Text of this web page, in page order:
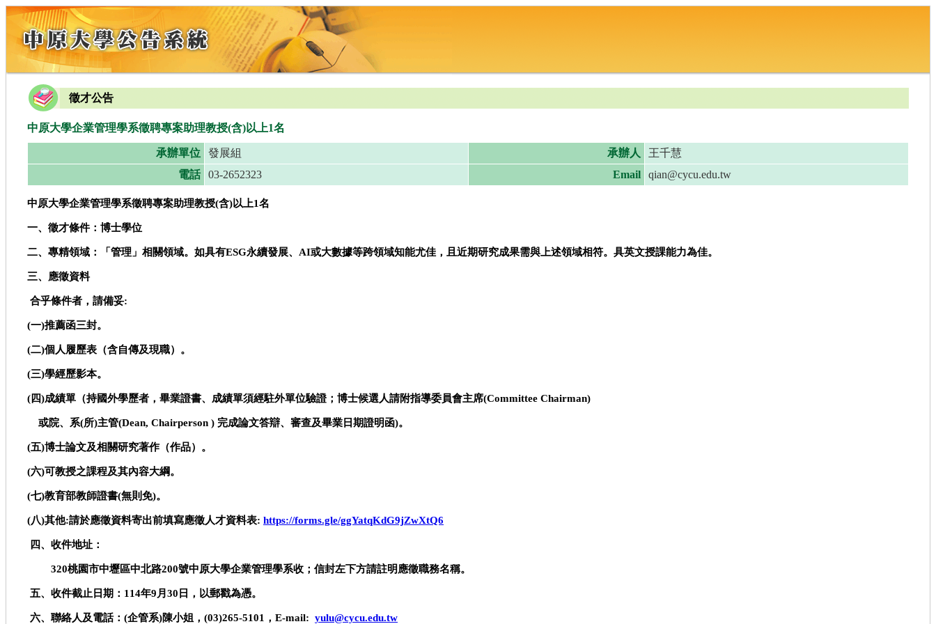
徵才公告
中原大學企業管理學系徵聘專案助理教授(含)以上1名
承辦單位 發展組 承辦人
王千慧
電話
03-2652323 Email qian@cycu.edu.tw
中原大學企業管理學系徵聘專案助理教授(含)以上1名
一、徵才條件：博士學位
二、專精領域：「管理」相關領域。如具有ESG永續發展、 AI或大數據等跨領域知能尤佳，且近期研究成果需與上述領域相符。具英文授課能力為佳。
三、應徵資料
合乎條件者，請備妥:
(一)推薦函三封。
(二)個人履歷表（含自傳及現職）。
(三)學經歷影本。
(四)成績單（持國外學歷者，畢業證書、成績單須經駐外單位驗證；博士候選人請附指導委員會主席(Committee Chairman)
或院、系(所)主管(Dean, Chairperson ) 完成論文答辯、審查及畢業日期證明函)。
(五)博士論文及相關研究著作（作品）。
(六)可教授之課程及其內容大綱。
(七)教育部教師證書(無則免)。
(八)其他:請於應徵資料寄出前填寫應徵人才資料表: https://forms.gle/ggYatqKdG9jZwXtQ6
四、收件地址：
320桃園市中壢區中北路200號中原大學企業管理學系收；信封左下方請註明應徵職務名稱。
五、收件截止日期： 114年9 月 30 日 ，以郵戳為憑。
六、聯絡人及電話：(企管系)陳小姐，(03)265-5101，E-mail: yulu@cycu.edu.tw